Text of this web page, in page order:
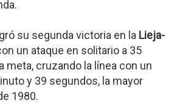
su segunda victoria en la Lieja-
un ataque en solitario a 35
meta, cruzando la línea con un
y 39 segundos, la mayor
1980.